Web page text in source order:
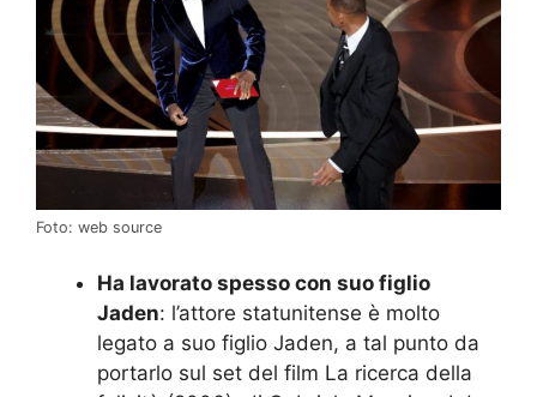
Foto: web source
Ha lavorato spesso con suo figlio
Jaden: l’attore statunitense è molto
legato a suo figlio Jaden, a tal punto da
portarlo sul set del film La ricerca della